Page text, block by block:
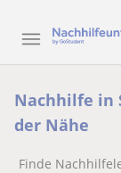
Nachhilfe in
der Nähe
Finde